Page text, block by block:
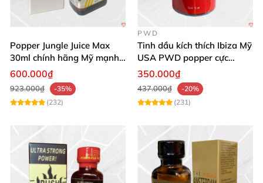
Popper Jungle Juice Max
30ml chính hãng Mỹ mạnh
dịu mũi
600.000₫
923.000₫
-35%
(232)
PWD
Tinh dầu kích thích Ibiza Mỹ
USA PWD popper cực
mạnh tăng cảm xúc
350.000₫
437.000₫
-20%
(231)